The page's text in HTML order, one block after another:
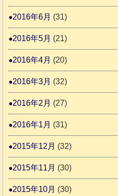
2016年6月 (31)
2016年5月 (21)
2016年4月 (20)
2016年3月 (32)
2016年2月 (27)
2016年1月 (31)
2015年12月 (32)
2015年11月 (30)
2015年10月 (30)